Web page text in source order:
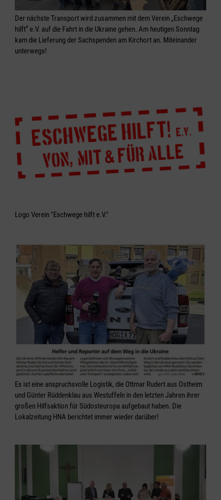
Der nächste Transport wird zusammen mit dem Verein „Eschwege
hilft“ e.V. auf die Fahrt in die Ukraine gehen. Am heutigen Sonntag
kam die Lieferung der Sachspenden am Kirchort an. Miteinander
unterwegs!
Logo Verein "Eschwege hilft e.V."
Es ist eine anspruchsvolle Logistik, die Ottmar Rudert aus Ostheim
und Günter Rüddenklau aus Westuffeln in den letzten Jahren ihrer
großen Hilfsaktion für Südosteuropa aufgebaut haben. Die
Lokalzeitung HNA berichtet immer wieder darüber!